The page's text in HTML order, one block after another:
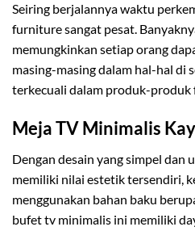
Seiring berjalannya waktu
furniture sangat pesat.
memungkinkan setiap orang
masing-masing dalam hal-hal di
terkecuali dalam produk-
Meja TV Minimalis
Dengan desain yang simpel dan
memiliki nilai estetik tersendiri,
menggunakan bahan baku
bufet tv minimalis ini memiliki